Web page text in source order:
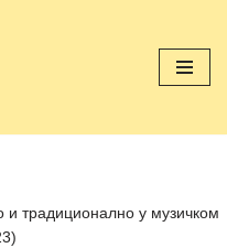
и традиционално у музичком